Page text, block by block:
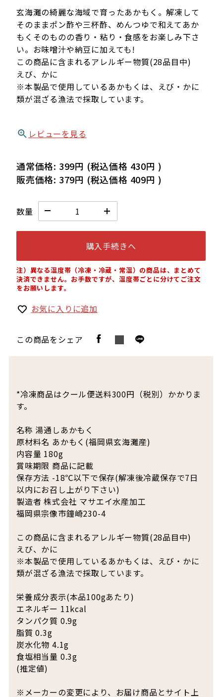
玄海灘の綺麗な海域で育ったあかもく。解凍して
そのままポン酢や三杯酢、めんつゆで和えてあか
もくそのものの香り・粘り・食感をお楽しみ下さ
い。お味噌汁や納豆に加えても!
この商品に含まれるアレルギー物質(28品目中)
えび、かに
※本製品で使用しているあかもくは、えび・かに
類が混ざる漁法で採取しています。
レビューを見る
通常価格: 399円 (税込価格 430円 )
販売価格: 379円 (税込価格 409円 )
数量
購入手続きへ
注）異なる温度帯（冷凍・冷蔵・常温）の商品は、まとめて
決済できません。お手数ですが、温度帯ごとに分けてご注文
をお願いします。
お気に入りに追加
この商品をシェア
*冷凍商品はクール便送料300円（税別）かかりま
す。
名称 湯通しあかもく
原材料名 あかもく(福岡県玄海灘産)
内容量 180g
賞味期限 商品に記載
保存方法 -18℃以下で保存(解凍後冷蔵保存で7日
以内にお召し上がり下さい)
製造者 株式会社 マサエイ水産加工
福岡県宗像市鐘崎230-4
この商品に含まれるアレルギー物質(28品目中)
えび、かに
※本製品で使用しているあかもくは、えび・かに
類が混ざる漁法で採取しています。
栄養成分表示(本品100gあたり)
エネルギー 11kcal
タンパク質 0.9g
脂質 0.3g
炭水化物 4.1g
食塩相当量 0.3g
(推定値)
※メーカーの変更により、お届け商品とサイト上